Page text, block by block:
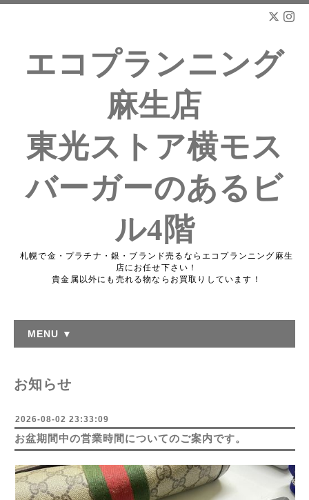
エコプランニング
麻生店
東光ストア横モス
バーガーのあるビ
ル4階
札幌で金・プラチナ・銀・ブランド売るならエコプランニング麻生
店にお任せ下さい！
貴金属以外にも売れる物ならお買取りしています！
MENU ▼
お知らせ
2026-08-02 23:33:09
お盆期間中の営業時間についてのご案内です。